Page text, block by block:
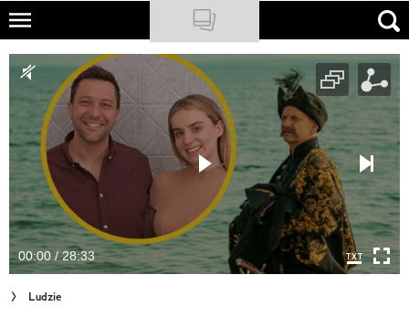
Skip
main
content
NATIONAL GEOGRAPHIC
TRAVELER
PODCASTY
Sklep
Newsletter
Cuda Polski
Wielki Konkurs Fotograficzny
00:00 / 28:33
Ludzie